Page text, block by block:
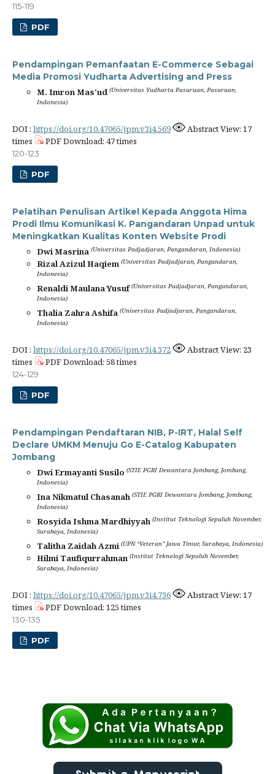
115-119
PDF
Pendampingan Pemanfaatan E-Commerce Sebagai
Media Promosi Yudharta Advertising and Press
M. Imron Mas'ud (Universitas Yudharta Pasuruan, Pasuruan,
Indonesia)
DOI : https://doi.org/10.47065/jpm.v3i4.569
Abstract View: 17
times
PDF Download: 47 times
120-123
PDF
Pelatihan Penulisan Artikel Kepada Anggota Hima
Prodi Ilmu Komunikasi K. Pangandaran Unpad untuk
Meningkatkan Kualitas Konten Website Prodi
Dwi Masrina (Universitas Padjadjaran, Pangandaran, Indonesia)
Rizal Azizul Haqiem (Universitas Padjadjaran, Pangandaran,
Indonesia)
Renaldi Maulana Yusuf (Universitas Padjadjaran, Pangandaran,
Indonesia)
Thalia Zahra Ashifa (Universitas Padjadjaran, Pangandaran,
Indonesia)
DOI : https://doi.org/10.47065/jpm.v3i4.372
Abstract View: 23
times
PDF Download: 58 times
124-129
PDF
Pendampingan Pendaftaran NIB, P-IRT, Halal Self
Declare UMKM Menuju Go E-Catalog Kabupaten
Jombang
Dwi Ermayanti Susilo (STIE PGRI Dewantara Jombang, Jombang,
Indonesia)
Ina Nikmatul Chasanah (STIE PGRI Dewantara Jombang, Jombang,
Indonesia)
Rosyida Ishma Mardhiyyah (Institut Teknologi Sepuluh November,
Surabaya, Indonesia)
Talitha Zaidah Azmi (UPN “Veteran” Jawa Timur, Surabaya, Indonesia)
Hilmi Taufiqurrahman (Institut Teknologi Sepuluh November,
Surabaya, Indonesia)
DOI : https://doi.org/10.47065/jpm.v3i4.736
Abstract View: 17
times
PDF Download: 125 times
130-135
PDF